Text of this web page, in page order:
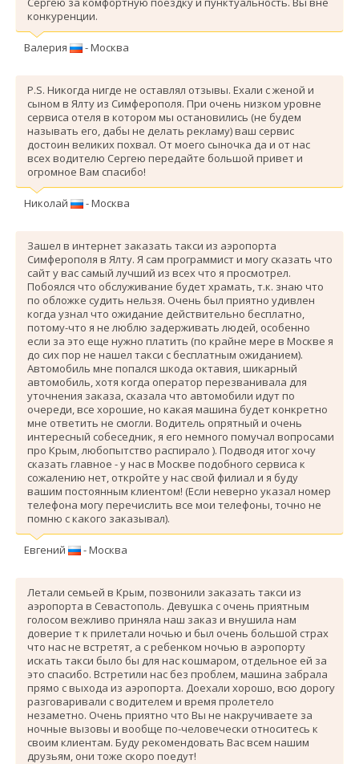
конкуренции.
Валерия - Москва
P.S. Никогда нигде не оставлял отзывы. Ехали с женой и
сыном в Ялту из Симферополя. При очень низком уровне
сервиса отеля в котором мы остановились (не будем
называть его, дабы не делать рекламу) ваш сервис
достоин великих похвал. От моего сыночка да и от нас
всех водителю Сергею передайте большой привет и
огромное Вам спасибо!
Николай - Москва
Зашел в интернет заказать такси из аэропорта
Симферополя в Ялту. Я сам программист и могу сказать что
сайт у вас самый лучший из всех что я просмотрел.
Побоялся что обслуживание будет храмать, т.к. знаю что
по обложке судить нельзя. Очень был приятно удивлен
когда узнал что ожидание действительно бесплатно,
потому-что я не люблю задерживать людей, особенно
если за это еще нужно платить (по крайне мере в Москве я
до сих пор не нашел такси с бесплатным ожиданием).
Автомобиль мне попался шкода октавия, шикарный
автомобиль, хотя когда оператор перезванивала для
уточнения заказа, сказала что автомобили идут по
очереди, все хорошие, но какая машина будет конкретно
мне ответить не смогли. Водитель опрятный и очень
интересный собеседник, я его немного помучал вопросами
про Крым, любопытство распирало ). Подводя итог хочу
сказать главное - у нас в Москве подобного сервиса к
сожалению нет, откройте у нас свой филиал и я буду
вашим постоянным клиентом! (Если неверно указал номер
телефона могу перечислить все мои телефоны, точно не
помню с какого заказывал).
Евгений - Москва
Летали семьей в Крым, позвонили заказать такси из
аэропорта в Севастополь. Девушка с очень приятным
голосом вежливо приняла наш заказ и внушила нам
доверие т к прилетали ночью и был очень большой страх
что нас не встретят, а с ребенком ночью в аэропорту
искать такси было бы для нас кошмаром, отдельное ей за
это спасибо. Вcтретили нас без проблем, машина забрала
прямо с выхода из аэропорта. Доехали хорошо, всю дорогу
разговаривали с водителем и время пролетело
незаметно. Очень приятно что Вы не накручиваете за
ночные вызовы и вообще по-человечески относитесь к
своим клиентам. Буду рекомендовать Вас всем нашим
друзьям, они тоже скоро поедут!